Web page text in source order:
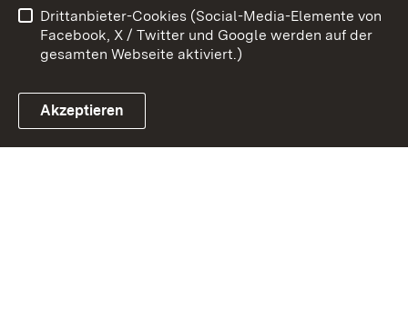
Link zum Landesportal
Impressum Cookies
Drittanbieter-Cookies (Social-Media-Elemente von
Facebook, X / Twitter und Google werden auf der
gesamten Webseite aktiviert.)
Akzeptieren